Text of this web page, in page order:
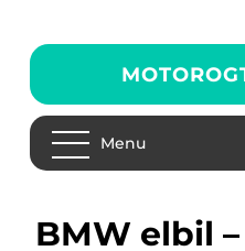
Menu
BMW elbil – Kjøring inn i